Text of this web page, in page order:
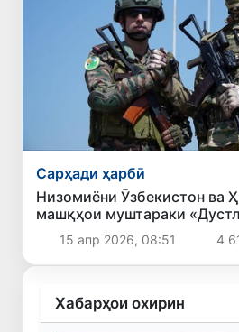
Сарҳади ҳарбӣ
Низомиёни Ӯзбекистон ва
машқҳои муштараки
карданд
15 апр 2026, 08:51 4
Хабарҳои охирин